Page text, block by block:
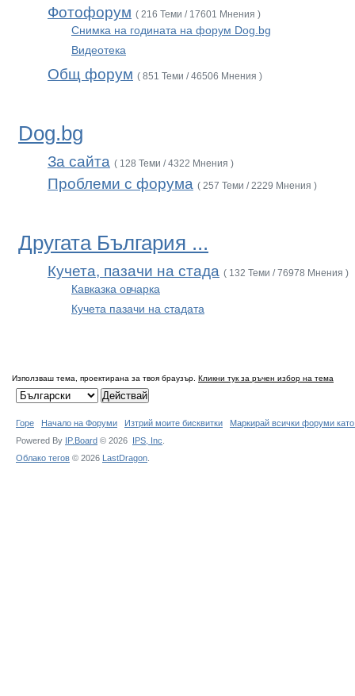
Фотофорум ( 216 Теми / 17601 Мнения )
Снимка на годината на форум Dog.bg
Видеотека
Общ форум ( 851 Теми / 46506 Мнения )
Dog.bg
За сайта ( 128 Теми / 4322 Мнения )
Проблеми с форума ( 257 Теми / 2229 Мнения )
Другата България ...
Кучета, пазачи на стада ( 132 Теми / 76978 Мнения )
Кавказка овчарка
Кучета пазачи на стадата
Използваш тема, проектирана за твоя браузър. Кликни тук за ръчен избор на тема
Горе Начало на Форуми Изтрий моите бисквитки
Маркирай всички форуми
Powered By IP.Board © 2026 IPS, Inc
Облако тегов © 2026 LastDragon